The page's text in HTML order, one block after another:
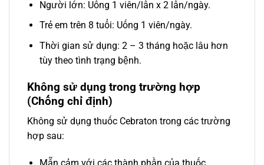
Người lớn: Uống 1 viên/lần x 2 lần/ngày.
Trẻ em trên 8 tuổi: Uống 1 viên/ngày.
Thời gian sử dụng: 2 – 3 tháng hoặc lâu hơn
tùy theo tình trạng bệnh.
Không sử dụng trong trường hợp
(Chống chỉ định)
Không sử dụng thuốc Cebraton trong các trường
hợp sau: